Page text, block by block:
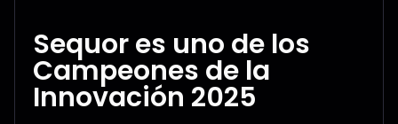
Sequor es uno de los
Campeones de la
Innovación 2025